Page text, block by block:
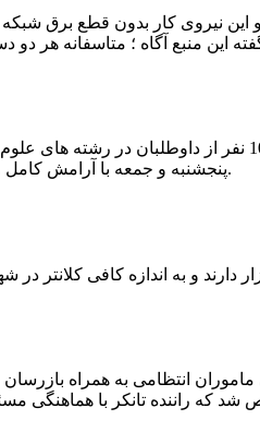
نیروی کار بدون قطع برق
شهرام رحمانی سرپرست دانشگاه پیام نور ممسنی در خصوص برگزاری
پنجشنبه و جمعه با آرامش کامل وفضای مناسب در این مرکز دانشگاهی به رقابت پرداختند.
انتظامی به همراه
مشخص شد که راننده تانکر با